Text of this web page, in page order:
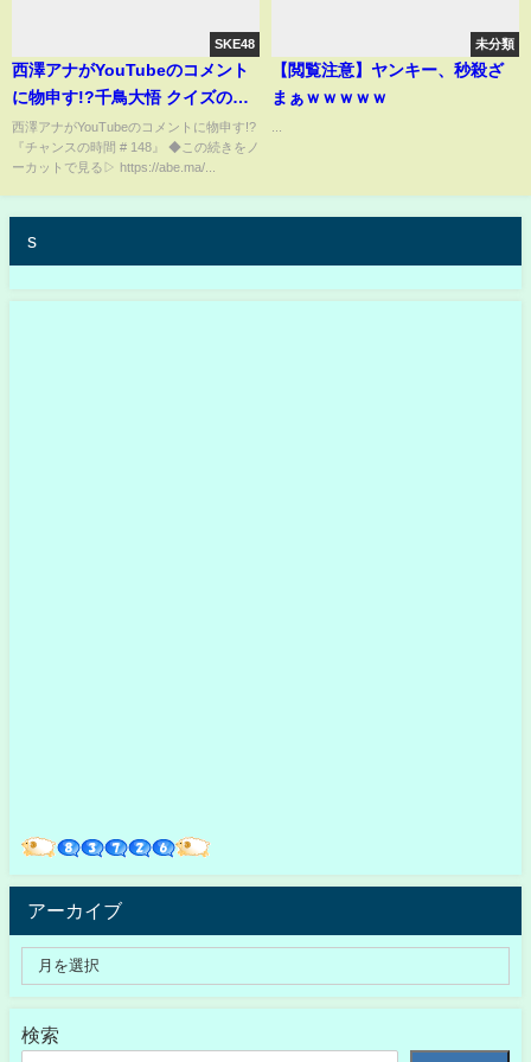
SKE48
西澤アナがYouTubeのコメント
に物申す!?千鳥大悟 クイズの時
間 千鳥MC『チャンスの時間 #
148』
西澤アナがYouTubeのコメントに物申す!?
『チャンスの時間 # 148』 ◆この続きをノ
ーカットで見る▷ https://abe.ma/...
未分類
【閲覧注意】ヤンキー、秒殺ざ
まぁｗｗｗｗｗ
s
アーカイブ
検索